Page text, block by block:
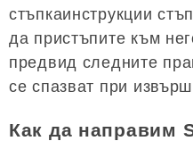
стъпкаинструкции
да пристъпите към
предвид следните
се спазват при
Как да направим